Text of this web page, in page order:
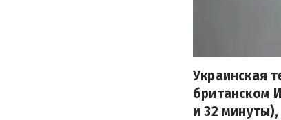
Украинская
британском
и 32